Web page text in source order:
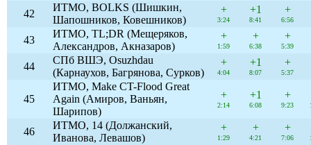
42
ИТМО, BOLKS (Шишкин,
Шапошников, Ковешников)
+
3:24
+1
8:41
+
6:56
43
ИТМО, TL;DR (Мещеряков,
Александров, Акназаров)
+
1:59
+
6:38
+
5:39
44
СПб ВШЭ, Osuzhdau
(Карнаухов, Багрянова, Сурков)
+
4:04
+1
8:07
+
5:37
45
ИТМО, Make CT-Flood Great
Again (Амиров, Ваньян,
Шарипов)
+
2:14
+1
6:08
+
9:23
46
ИТМО, 14 (Должанский,
Иванова, Левашов)
+
1:29
+
4:21
+
7:06